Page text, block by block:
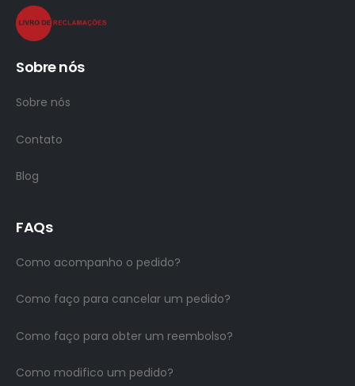
Sobre nós
Sobre nós
Contato
Blog
FAQs
Como acompanho o pedido?
Como faço para cancelar um pedido?
Como faço para obter um reembolso?
Como modifico um pedido?